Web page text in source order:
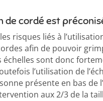
de cordé est
risques liés à
afin de pouvoir
échelles sont donc
l’utilisation de
présente en bas de
aux 2/3 de la